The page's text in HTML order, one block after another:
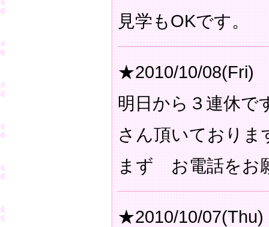
見学もOKです。
★2010/10/08(Fri)
明日から３連休で
さん頂いており
まず お電話をお
★2010/10/07(Thu)